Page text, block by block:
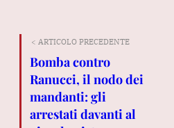
< ARTICOLO PRECEDENTE
Bomba contro
Ranucci, il nodo dei
mandanti: gli
arrestati davanti al